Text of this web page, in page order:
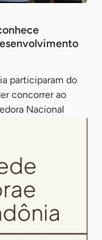
participaram do
concorrer ao
Nacional